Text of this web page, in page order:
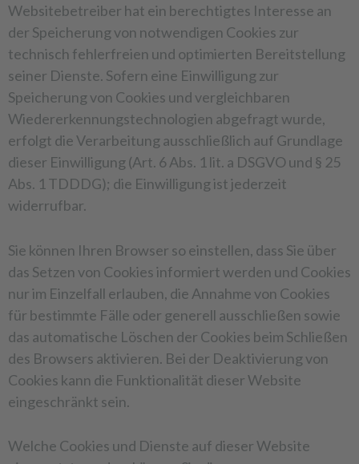
Websitebetreiber hat ein berechtigtes Interesse an
der Speicherung von notwendigen Cookies zur
technisch fehlerfreien und optimierten Bereitstellung
seiner Dienste. Sofern eine Einwilligung zur
Speicherung von Cookies und vergleichbaren
Wiedererkennungstechnologien abgefragt wurde,
erfolgt die Verarbeitung ausschließlich auf Grundlage
dieser Einwilligung (Art. 6 Abs. 1 lit. a DSGVO und § 25
Abs. 1 TDDDG); die Einwilligung ist jederzeit
widerrufbar.
Sie können Ihren Browser so einstellen, dass Sie über
das Setzen von Cookies informiert werden und Cookies
nur im Einzelfall erlauben, die Annahme von Cookies
für bestimmte Fälle oder generell ausschließen sowie
das automatische Löschen der Cookies beim Schließen
des Browsers aktivieren. Bei der Deaktivierung von
Cookies kann die Funktionalität dieser Website
eingeschränkt sein.
Welche Cookies und Dienste auf dieser Website